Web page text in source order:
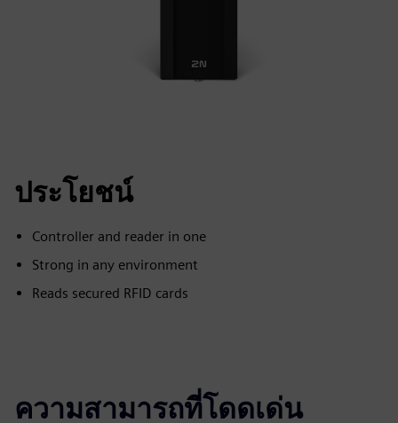
ประโยชน์
Controller and reader in one
Strong in any environment
Reads secured RFID cards
ความสามารถที่โดดเด่น